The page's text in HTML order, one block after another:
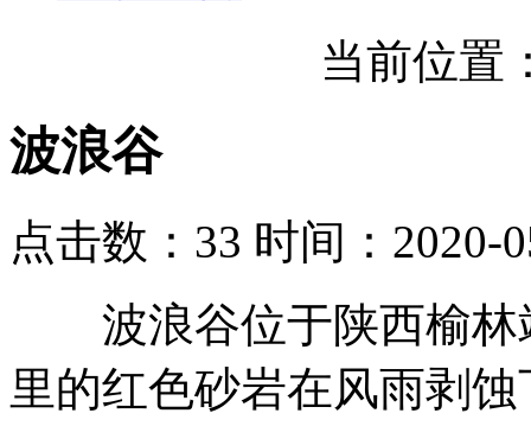
当前位置
波浪谷
点击数：33 时间：2020-
波浪谷位于陕西榆林
里的红色砂岩在风雨剥